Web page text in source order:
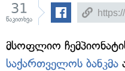
31
წაკითხვა
მსოფლიო
საქართველოს ბანკმა